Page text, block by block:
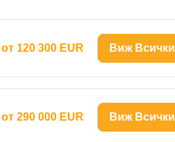
от 120 300 EUR Виж Всички
от 290 000 EUR Виж Всички